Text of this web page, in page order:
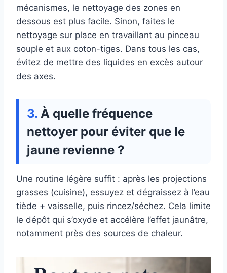
mécanismes, le nettoyage des zones en
dessous est plus facile. Sinon, faites le
nettoyage sur place en travaillant au pinceau
souple et aux coton-tiges. Dans tous les cas,
évitez de mettre des liquides en excès autour
des axes.
À quelle fréquence
nettoyer pour éviter que le
jaune revienne ?
Une routine légère suffit : après les projections
grasses (cuisine), essuyez et dégraissez à l’eau
tiède + vaisselle, puis rincez/séchez. Cela limite
le dépôt qui s’oxyde et accélère l’effet jaunâtre,
notamment près des sources de chaleur.